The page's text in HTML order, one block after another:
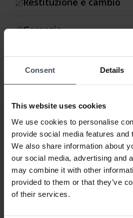
Consent Details
This website uses cookies
We use cookies to personalise
provide social media features and
We also share information about
our social media, advertising and
may combine it with other
provided to them or that they’ve
of their services.
Garanzia
Fattura &